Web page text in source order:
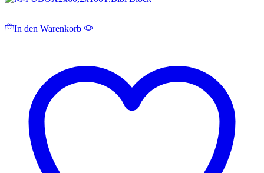
In den Warenkorb